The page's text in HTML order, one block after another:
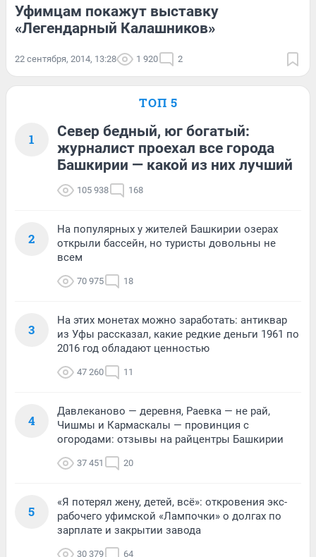
Уфимцам покажут выставку
«Легендарный Калашников»
22 сентября, 2014, 13:28 1 920 2
ТОП 5
1
Север бедный, юг богатый:
журналист проехал все города
Башкирии — какой из них лучший
105 938 168
2
На популярных у жителей Башкирии озерах
открыли бассейн, но туристы довольны не
всем
70 975 18
3
На этих монетах можно заработать: антиквар
из Уфы рассказал, какие редкие деньги 1961 по
2016 год обладают ценностью
47 260 11
4
Давлеканово — деревня, Раевка — не рай,
Чишмы и Кармаскалы — провинция с
огородами: отзывы на райцентры Башкирии
37 451 20
5
«Я потерял жену, детей, всё»: откровения экс-
рабочего уфимской «Лампочки» о долгах по
зарплате и закрытии завода
30 379 64